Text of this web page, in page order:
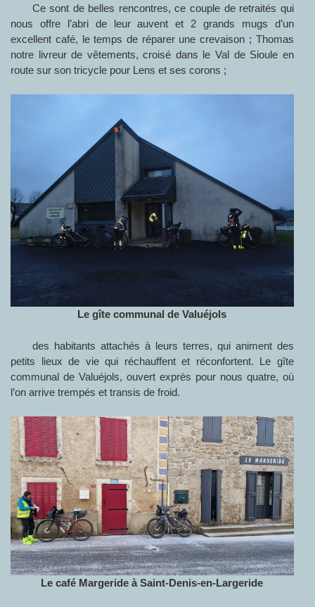
Ce sont de belles rencontres, ce couple de retraités qui
nous offre l’abri de leur auvent et 2 grands mugs d’un
excellent café, le temps de réparer une crevaison ; Thomas
notre livreur de vêtements, croisé dans le Val de Sioule en
route sur son tricycle pour Lens et ses corons ;
Le gîte communal de Valuéjols
des habitants attachés à leurs terres, qui animent des
petits lieux de vie qui réchauffent et réconfortent. Le gîte
communal de Valuéjols, ouvert exprès pour nous quatre, où
l’on arrive trempés et transis de froid.
Le café Margeride à Saint-Denis-en-Largeride